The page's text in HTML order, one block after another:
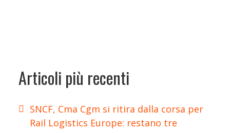
Articoli più recenti
SNCF, Cma Cgm si ritira dalla corsa per
Rail Logistics Europe: restano tre